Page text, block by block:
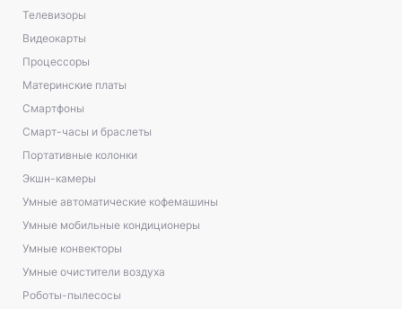
Телевизоры
Видеокарты
Процессоры
Материнские платы
Смартфоны
Смарт-часы и браслеты
Портативные колонки
Экшн-камеры
Умные автоматические кофемашины
Умные мобильные кондиционеры
Умные конвекторы
Умные очистители воздуха
Роботы-пылесосы